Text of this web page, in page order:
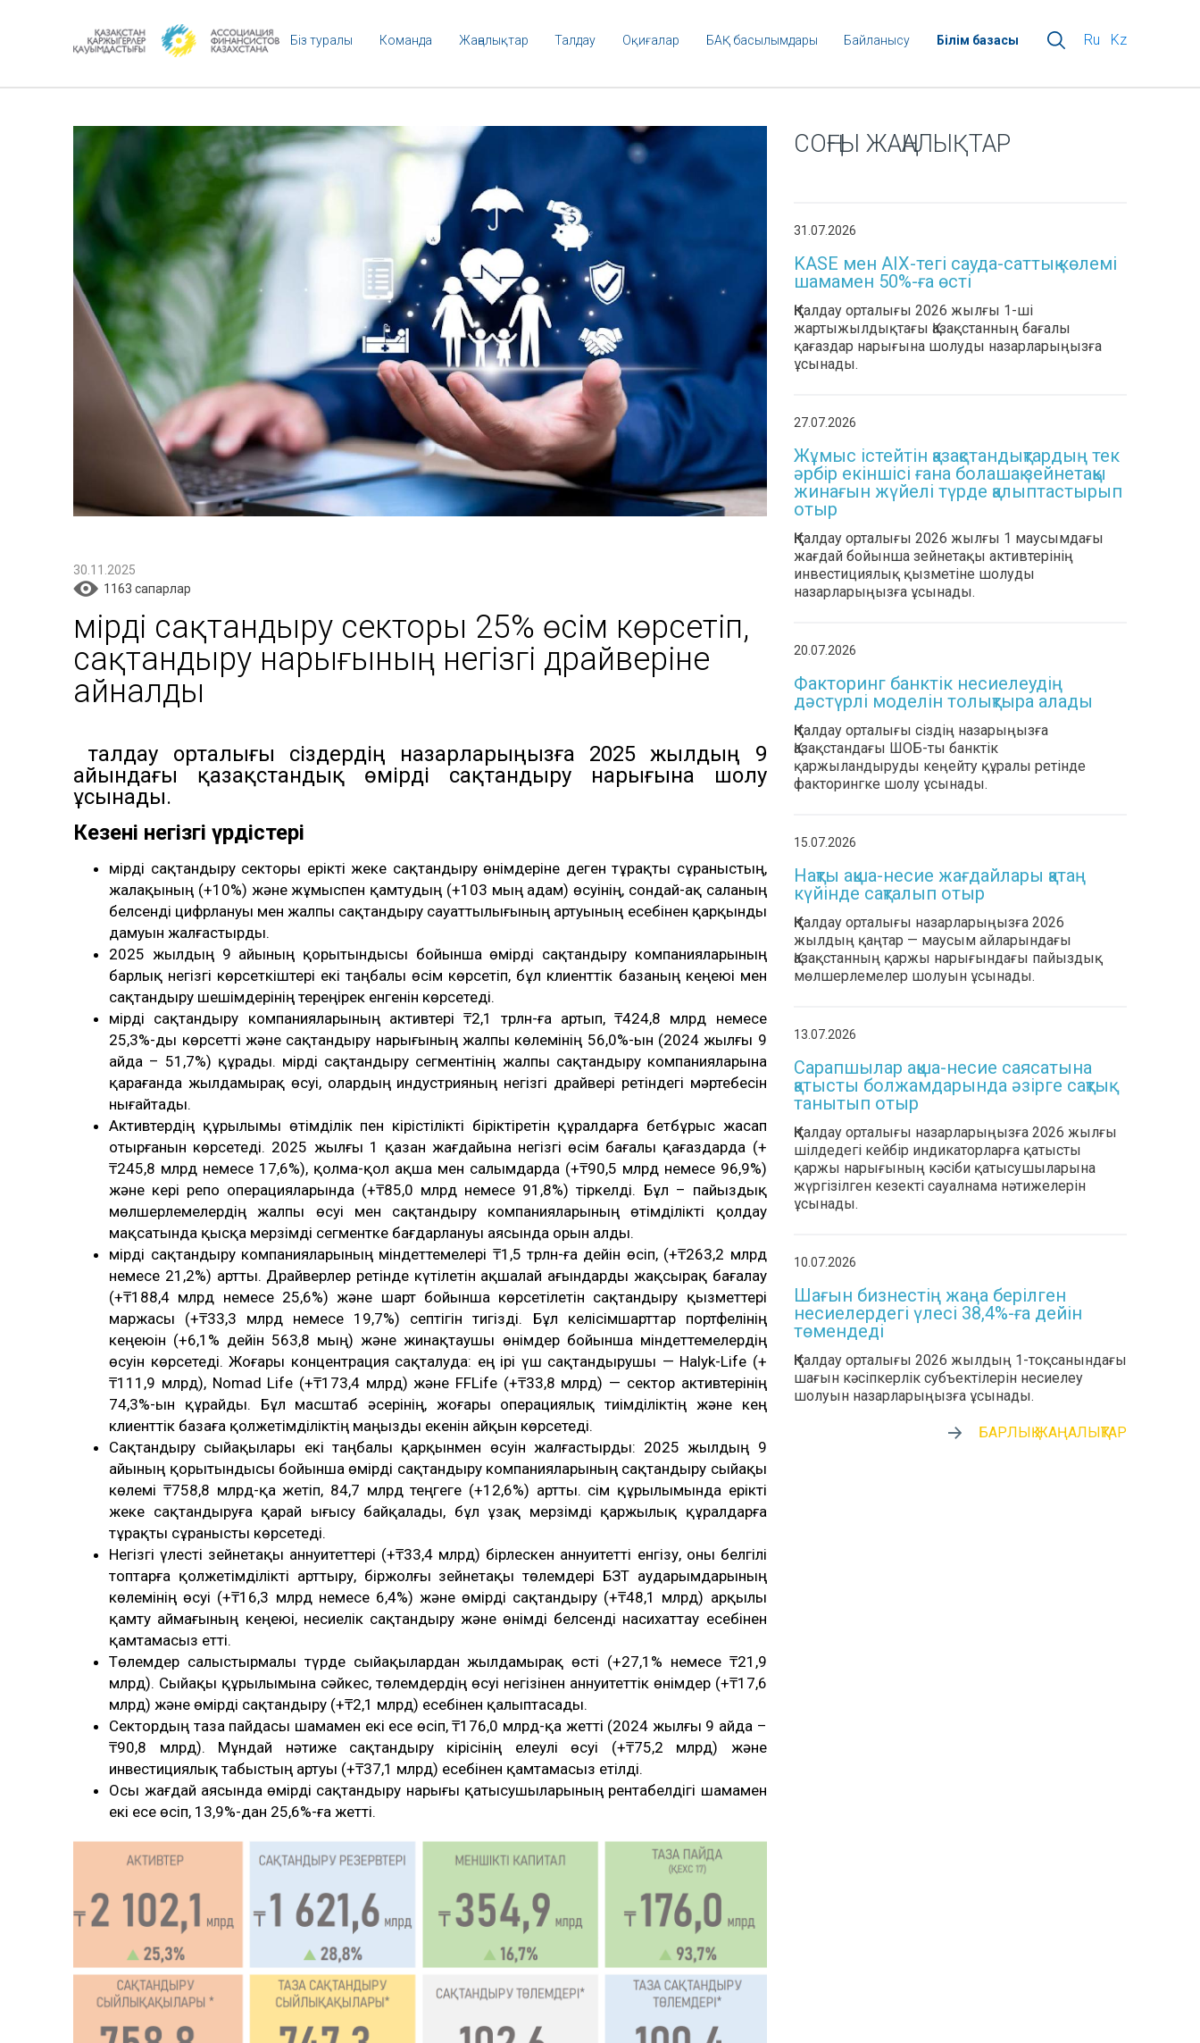
Біз туралы Команда Жаңалықтар Талдау Оқиғалар БАҚ басылымдары Байланысу Білім базасы Ru Kz
30.11.2025
1163 cапарлар
Өмірді сақтандыру секторы 25% өсім көрсетіп,
сақтандыру нарығының негізгі драйверіне
айналды
ҚҚҚ талдау орталығы сіздердің назарларыңызға 2025 жылдың 9
айындағы қазақстандық өмірді сақтандыру нарығына шолу
ұсынады.
Кезеңнің негізгі үрдістері
Өмірді сақтандыру секторы ерікті жеке сақтандыру өнімдеріне деген тұрақты сұраныстың,
жалақының (+10%) және жұмыспен қамтудың (+103 мың адам) өсуінің, сондай-ақ саланың
белсенді цифрлануы мен жалпы сақтандыру сауаттылығының артуының есебінен қарқынды
дамуын жалғастырды.
2025 жылдың 9 айының қорытындысы бойынша өмірді сақтандыру компанияларының
барлық негізгі көрсеткіштері екі таңбалы өсім көрсетіп, бұл клиенттік базаның кеңеюі мен
сақтандыру шешімдерінің тереңірек енгенін көрсетеді.
Өмірді сақтандыру компанияларының активтері ₸2,1 трлн-ға артып, ₸424,8 млрд немесе
25,3%-ды көрсетті және сақтандыру нарығының жалпы көлемінің 56,0%-ын (2024 жылғы 9
айда – 51,7%) құрады. Өмірді сақтандыру сегментінің жалпы сақтандыру компанияларына
қарағанда жылдамырақ өсуі, олардың индустрияның негізгі драйвері ретіндегі мәртебесін
нығайтады.
Активтердің құрылымы өтімділік пен кірістілікті біріктіретін құралдарға бетбұрыс жасап
отырғанын көрсетеді. 2025 жылғы 1 қазан жағдайына негізгі өсім бағалы қағаздарда (+
₸245,8 млрд немесе 17,6%), қолма-қол ақша мен салымдарда (+₸90,5 млрд немесе 96,9%)
және кері репо операцияларында (+₸85,0 млрд немесе 91,8%) тіркелді. Бұл – пайыздық
мөлшерлемелердің жалпы өсуі мен сақтандыру компанияларының өтімділікті қолдау
мақсатында қысқа мерзімді сегментке бағдарлануы аясында орын алды.
Өмірді сақтандыру компанияларының міндеттемелері ₸1,5 трлн-ға дейін өсіп, (+₸263,2 млрд
немесе 21,2%) артты. Драйверлер ретінде күтілетін ақшалай ағындарды жақсырақ бағалау
(+₸188,4 млрд немесе 25,6%) және шарт бойынша көрсетілетін сақтандыру қызметтері
маржасы (+₸33,3 млрд немесе 19,7%) септігін тигізді. Бұл келісімшарттар портфелінің
кеңеюін (+6,1% дейін 563,8 мың) және жинақтаушы өнімдер бойынша міндеттемелердің
өсуін көрсетеді. Жоғары концентрация сақталуда: ең ірі үш сақтандырушы — Halyk-Life (+
₸111,9 млрд), Nomad Life (+₸173,4 млрд) және FFLife (+₸33,8 млрд) — сектор активтерінің
74,3%-ын құрайды. Бұл масштаб әсерінің, жоғары операциялық тиімділіктің және кең
клиенттік базаға қолжетімділіктің маңызды екенін айқын көрсетеді.
Сақтандыру сыйақылары екі таңбалы қарқынмен өсуін жалғастырды: 2025 жылдың 9
айының қорытындысы бойынша өмірді сақтандыру компанияларының сақтандыру сыйақы
көлемі ₸758,8 млрд-қа жетіп, 84,7 млрд теңгеге (+12,6%) артты. Өсім құрылымында ерікті
жеке сақтандыруға қарай ығысу байқалады, бұл ұзақ мерзімді қаржылық құралдарға
тұрақты сұранысты көрсетеді.
Негізгі үлесті зейнетақы аннуитеттері (+₸33,4 млрд) бірлескен аннуитетті енгізу, оны белгілі
топтарға қолжетімділікті арттыру, біржолғы зейнетақы төлемдері БЗТ аударымдарының
көлемінің өсуі (+₸16,3 млрд немесе 6,4%) және өмірді сақтандыру (+₸48,1 млрд) арқылы
қамту аймағының кеңеюі, несиелік сақтандыру және өнімді белсенді насихаттау есебінен
қамтамасыз етті.
Төлемдер салыстырмалы түрде сыйақылардан жылдамырақ өсті (+27,1% немесе ₸21,9
млрд). Сыйақы құрылымына сәйкес, төлемдердің өсуі негізінен аннуитеттік өнімдер (+₸17,6
млрд) және өмірді сақтандыру (+₸2,1 млрд) есебінен қалыптасады.
Сектордың таза пайдасы шамамен екі есе өсіп, ₸176,0 млрд-қа жетті (2024 жылғы 9 айда –
₸90,8 млрд). Мұндай нәтиже сақтандыру кірісінің елеулі өсуі (+₸75,2 млрд) және
инвестициялық табыстың артуы (+₸37,1 млрд) есебінен қамтамасыз етілді.
Осы жағдай аясында өмірді сақтандыру нарығы қатысушыларының рентабелдігі шамамен
екі есе өсіп, 13,9%-дан 25,6%-ға жетті.
СОҢҒЫ ЖАҢАЛЫҚТАР
31.07.2026
KASE мен AIX-тегі сауда-саттық көлемі
шамамен 50%-ға өсті
ҚҚҚ талдау орталығы 2026 жылғы 1-ші
жартыжылдықтағы Қазақстанның бағалы
қағаздар нарығына шолуды назарларыңызға
ұсынады.
27.07.2026
Жұмыс істейтін қазақстандықтардың тек
әрбір екіншісі ғана болашақ зейнетақы
жинағын жүйелі түрде қалыптастырып
отыр
ҚҚҚ талдау орталығы 2026 жылғы 1 маусымдағы
жағдай бойынша зейнетақы активтерінің
инвестициялық қызметіне шолуды
назарларыңызға ұсынады.
20.07.2026
Факторинг банктік несиелеудің
дәстүрлі моделін толықтыра алады
ҚҚҚ талдау орталығы сіздің назарыңызға
Қазақстандағы ШОБ-ты банктік
қаржыландыруды кеңейту құралы ретінде
факторингке шолу ұсынады.
15.07.2026
Нақты ақша-несие жағдайлары қатаң
күйінде сақталып отыр
ҚҚҚ талдау орталығы назарларыңызға 2026
жылдың қаңтар — маусым айларындағы
Қазақстанның қаржы нарығындағы пайыздық
мөлшерлемелер шолуын ұсынады.
13.07.2026
Сарапшылар ақша-несие саясатына
қатысты болжамдарында әзірге сақтық
танытып отыр
ҚҚҚ талдау орталығы назарларыңызға 2026 жылғы
шілдедегі кейбір индикаторларға қатысты
қаржы нарығының кәсіби қатысушыларына
жүргізілген кезекті сауалнама нәтижелерін
ұсынады.
10.07.2026
Шағын бизнестің жаңа берілген
несиелердегі үлесі 38,4%-ға дейін
төмендеді
ҚҚҚ талдау орталығы 2026 жылдың 1-тоқсанындағы
шағын кәсіпкерлік субъектілерін несиелеу
шолуын назарларыңызға ұсынады.
БАРЛЫҚ ЖАҢАЛЫҚТАР